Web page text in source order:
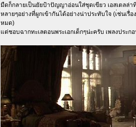
มืดก็กลายเป็นยัยป้าปัญญาอ่อนใส่ชุดเขียว เอสเตลล่า
หลายๆอย่างที่ผูกเข้ากันได้อย่างน่าประทับใจ (เ่ช่นเ
หมด)
แต่ชอบฉากทะเลตอนพระเอกเด็กๆน่ะครับ เพลงประก